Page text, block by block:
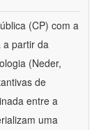
(CP) com a
a partir da
(Neder,
de
entre a
uma